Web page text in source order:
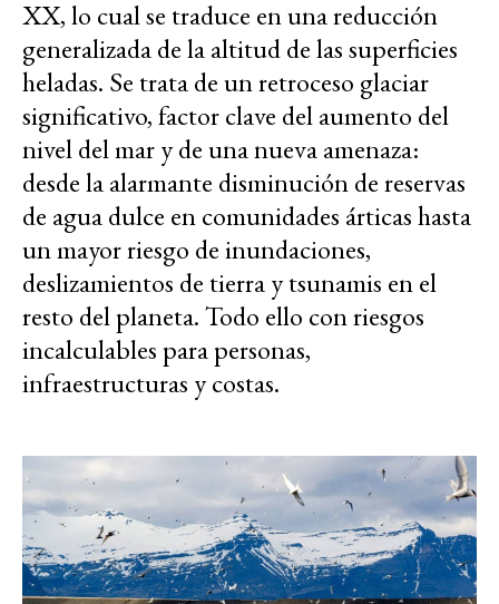
XX, lo cual se traduce en una reducción
generalizada de la altitud de las superficies
heladas. Se trata de un retroceso glaciar
significativo, factor clave del aumento del
nivel del mar y de una nueva amenaza:
desde la alarmante disminución de reservas
de agua dulce en comunidades árticas hasta
un mayor riesgo de inundaciones,
deslizamientos de tierra y tsunamis en el
resto del planeta. Todo ello con riesgos
incalculables para personas,
infraestructuras y costas.